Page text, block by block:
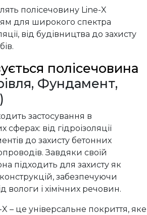
полісечовину Line-X
для широкого спектра
від будівництва до захисту
полісечовина
Фундамент,
застосування в
сферах: від гідроізоляції
до захисту бетонних
Завдяки своїй
підходить для захисту як
забезпечуючи
вологи і хімічних речовин.
– це універсальне покриття, яке